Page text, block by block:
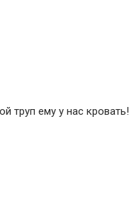
труп ему у нас кровать!